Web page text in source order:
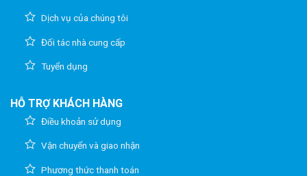
Dịch vụ của chúng tôi
Đối tác nhà cung cấp
Tuyển dụng
HỖ TRỢ KHÁCH HÀNG
Điều khoản sử dụng
Vận chuyển và giao nhận
Phương thức thanh toán